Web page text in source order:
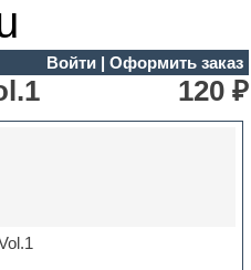
Войти| Оформить заказ
120 ₽